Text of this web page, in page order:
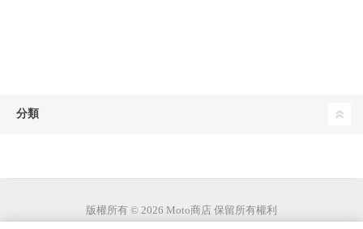
分類
版權所有 © 2026 Moto商店 保留所有權利